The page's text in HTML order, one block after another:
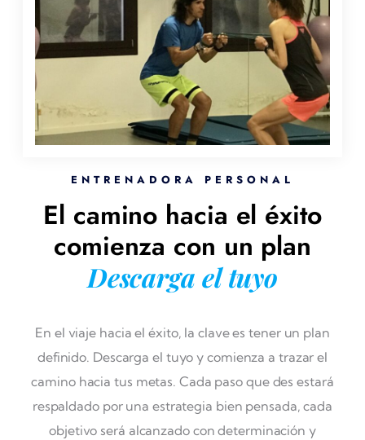
ENTRENADORA PERSONAL
El camino hacia el éxito
comienza con un plan
Descarga el tuyo
En el viaje hacia el éxito, la clave es tener un plan
definido. Descarga el tuyo y comienza a trazar el
camino hacia tus metas. Cada paso que des estará
respaldado por una estrategia bien pensada, cada
objetivo será alcanzado con determinación y